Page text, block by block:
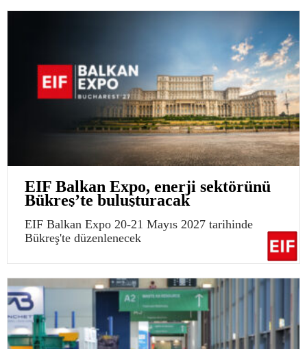
EIF Balkan Expo, enerji sektörünü
Bükreş’te buluşturacak
EIF Balkan Expo 20-21 Mayıs 2027 tarihinde
Bükreş'te düzenlenecek